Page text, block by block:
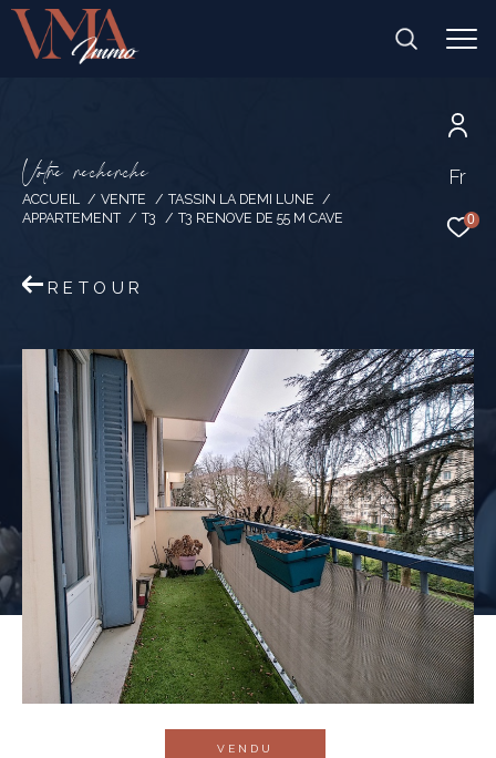
Fr
0
Votre recherche
ACCUEIL VENTE
TASSIN LA DEMI LUNE
APPARTEMENT
T3 T3 RENOVE DE 55 M CAVE
RETOUR
VENDU